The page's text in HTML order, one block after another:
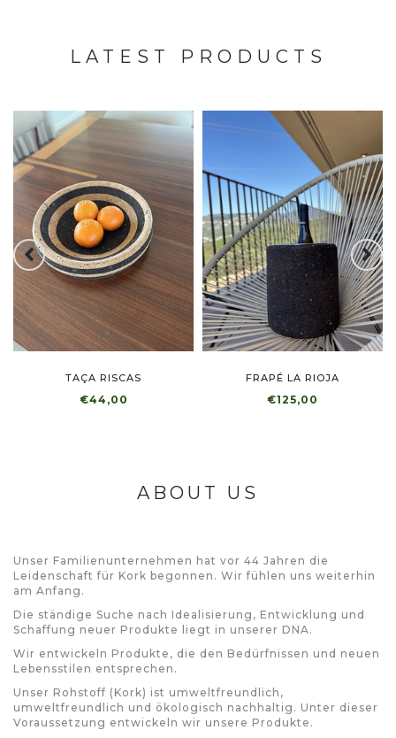
LATEST PRODUCTS
TAÇA RISCAS
€44,00
FRAPÉ LA RIOJA
€125,00
ABOUT US
Unser Familienunternehmen hat vor 44 Jahren die
Leidenschaft für Kork begonnen. Wir fühlen uns weiterhin
am Anfang.
Die ständige Suche nach Idealisierung, Entwicklung und
Schaffung neuer Produkte liegt in unserer DNA.
Wir entwickeln Produkte, die den Bedürfnissen und neuen
Lebensstilen entsprechen.
Unser Rohstoff (Kork) ist umweltfreundlich,
umweltfreundlich und ökologisch nachhaltig. Unter dieser
Voraussetzung entwickeln wir unsere Produkte.